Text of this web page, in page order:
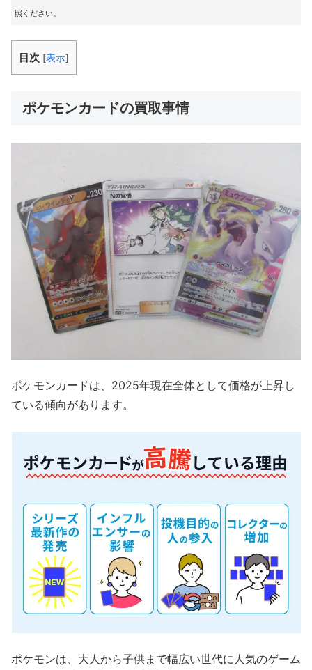
照ください。
目次 [表示]
ポケモンカードの買取事情
ポケモンカードは、2025年現在全体として価格が上昇し
ている傾向があります。
ポケモンは、大人から子供まで幅広い世代に人気のゲーム